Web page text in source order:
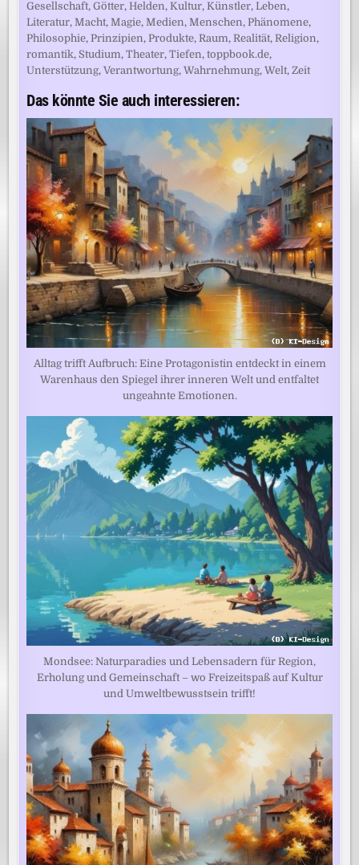
Gesellschaft,Götter,Helden,Kultur,Künstler,Leben,
Literatur,Macht,Magie,Medien,Menschen,Phänomene,
Philosophie,Prinzipien,Produkte,Raum,Realität,Religion,
romantik, Studium,Theater,Tiefen,toppbook.de,
Unterstützung,Verantwortung,Wahrnehmung,Welt,Zeit
Das könnte Sie auch interessieren:
Alltag trifft Aufbruch: Eine Protagonistin entdeckt in einem
Warenhaus den Spiegel ihrer inneren Welt und entfaltet
ungeahnte Emotionen.
Mondsee: Naturparadies und Lebensadern für Region,
Erholung und Gemeinschaft – wo Freizeitspaß auf Kultur
und Umweltbewusstsein trifft!